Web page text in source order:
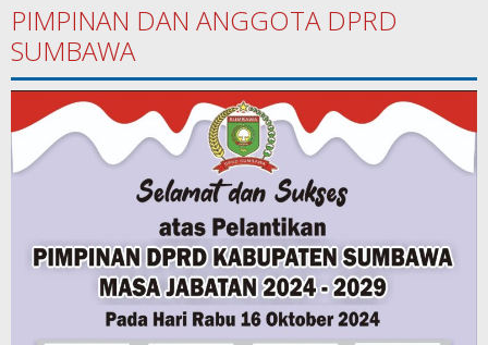
PIMPINAN DAN ANGGOTA DPRD
SUMBAWA